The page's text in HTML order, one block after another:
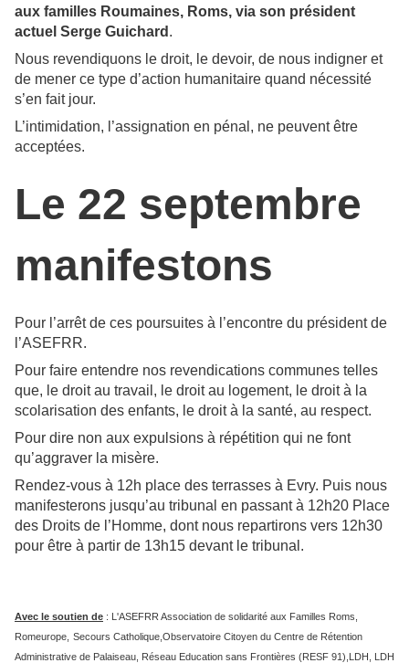
aux familles Roumaines, Roms, via son président
actuel Serge Guichard .
Nous revendiquons le droit, le devoir, de nous indigner et
de mener ce type d’action humanitaire quand nécessité
s’en fait jour.
L’intimidation, l’assignation en pénal, ne peuvent être
acceptées.
Le 22 septembre
manifestons
Pour l’arrêt de ces poursuites à l’encontre du président de
l’ASEFRR.
Pour faire entendre nos revendications communes telles
que, le droit au travail, le droit au logement, le droit à la
scolarisation des enfants, le droit à la santé, au respect.
Pour dire non aux expulsions à répétition qui ne font
qu’aggraver la misère.
Rendez-vous à 12h place des terrasses à Evry. Puis nous
manifesterons jusqu’au tribunal en passant à 12h20 Place
des Droits de l’Homme, dont nous repartirons vers 12h30
pour être à partir de 13h15 devant le tribunal.
Avec le soutien de : L'ASEFRR Association de solidarité aux Familles Roms,
Romeurope Secours Catholique Observatoire Citoyen du Centre de Rétention
Administrative de Palaiseau, Réseau Education sans Frontières (RESF 91) LDH, LDH